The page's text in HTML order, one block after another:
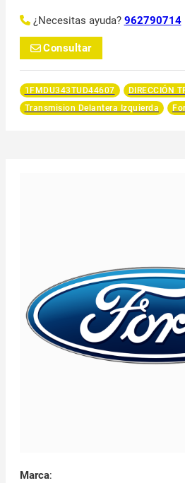
¿Necesitas ayuda? 962790714
Consultar
1FMDU343TUD44607
DIRECCIÓN
Transmision Delantera Izquierda
Marca: